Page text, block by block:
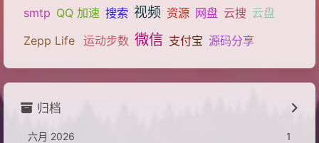
smtp QQ 加速 搜索 视频 资源 网盘 云搜 云盘
Zepp Life 运动步数 微信 支付宝 源码分享
归档
六月 2026
1